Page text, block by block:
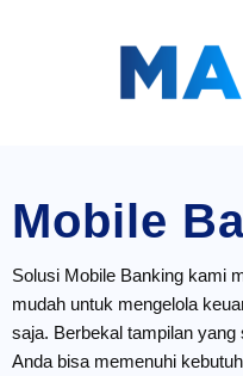
Mobile
Solusi Mobile Banking kami
mudah untuk mengelola
saja. Berbekal tampilan yang
Anda bisa memenuhi